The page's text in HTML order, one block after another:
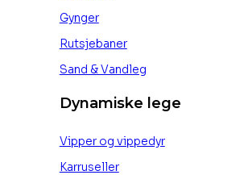
Gynger
Rutsjebaner
Sand & Vandleg
Dynamiske lege
Vipper og vippedyr
Karruseller